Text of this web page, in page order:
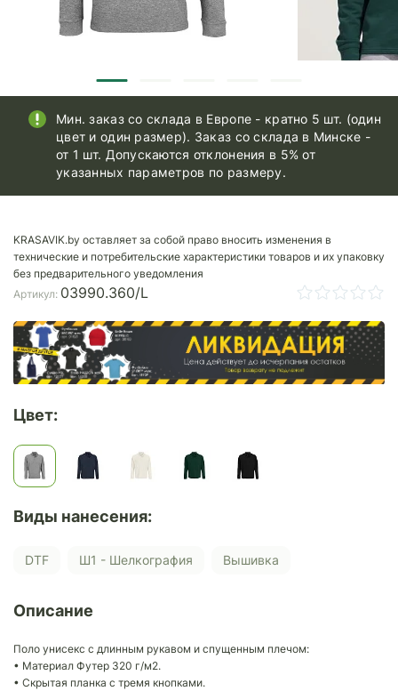
Мин. заказ со склада в Европе - кратно 5 шт. (один
цвет и один размер). Заказ со склада в Минске -
от 1 шт. Допускаются отклонения в 5% от
указанных параметров по размеру.
KRASAVIK.by оставляет за собой право вносить изменения в
технические и потребительские характеристики товаров и их упаковку
без предварительного уведомления
Артикул: 03990.360/L
Цвет:
Виды нанесения:
DTF Ш1 - Шелкография Вышивка
Описание
Поло унисекс с длинным рукавом и спущенным плечом:
• Материал Футер 320 г/м2.
• Скрытая планка с тремя кнопками.